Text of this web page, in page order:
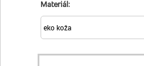
Materiál: